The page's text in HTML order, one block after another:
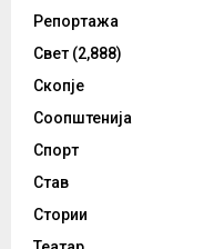
Репортажа
Свет (2,888)
Скопје
Соопштенија
Спорт
Став
Стории